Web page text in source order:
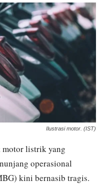
Ilustrasi motor. (IST)
motor listrik yang
operasional
kini bernasib tragis.